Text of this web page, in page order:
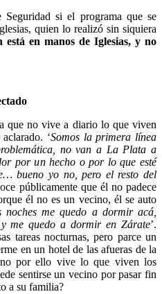
si el programa que se
quien lo realizó sin siquiera
está en manos de Iglesias, y no
que no vive a diario lo que viven
‘Somos la primera línea
no van a La Plata a
por un hecho o por lo que esté
bueno yo no, pero el resto del
públicamente que él no padece
él no es un vecino, él se auto
noches me quedo a dormir acá,
me quedo a dormir en Zárate’.
tareas nocturnas, pero parce un
en un hotel de las afueras de la
por ello vive lo que viven los
sentirse un vecino por pasar fin
a su familia?